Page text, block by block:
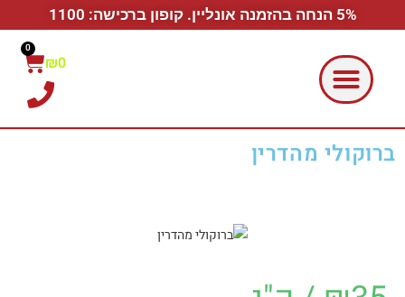
5% הנחה בהזמנה אונליין. קופון ברכישה: 1100
₪0
0
ברוקולי מהדרין